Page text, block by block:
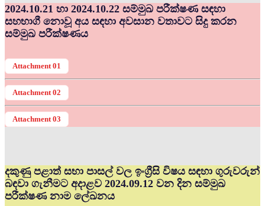
2024.10.21 හා 2024.10.22 සම්මුඛ පරීක්ෂණ සඳහා
සහභාගී නොවූ අය සඳහා අවසාන වතාවට සිදු කරන
සම්මුඛ පරීක්ෂණය
Attachment 01
Attachment 02
Attachment 03
දකුණු පළාත් සභා පාසල් වල ඉංග්‍රීසි විෂය සඳහා ගුරුවරුන්
බඳවා ගැනීමට අදාළව 2024.09.12 වන දින සම්මුඛ
පරීක්ෂණ නාම ලේඛනය